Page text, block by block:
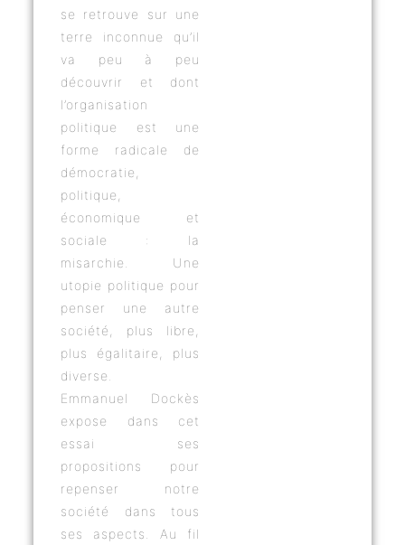
se retrouve sur une
terre inconnue qu’il
va peu à peu
découvrir et dont
l’organisation
politique est une
forme radicale de
démocratie,
politique,
économique et
sociale : la
misarchie. Une
utopie politique pour
penser une autre
société, plus libre,
plus égalitaire, plus
diverse.
Emmanuel Dockès
expose dans cet
essai ses
propositions pour
repenser notre
société dans tous
ses aspects. Au fil